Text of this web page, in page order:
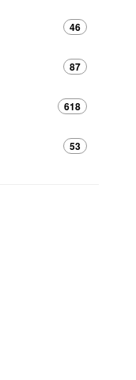
46
87
618
53